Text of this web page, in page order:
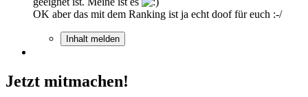
OK aber das mit dem Ranking ist ja echt doof für euch :-/
Inhalt melden
Jetzt mitmachen!